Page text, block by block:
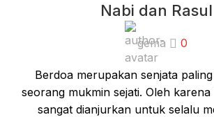
Nabi dan Rasul
gema 0
Berdoa merupakan senjata
seorang mukmin sejati. Oleh
sangat dianjurkan untuk selalu